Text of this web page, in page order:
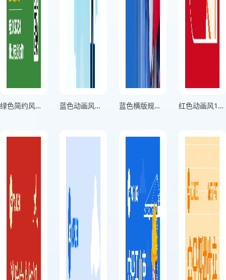
绿色简约风公共安全指南宣传海报 蓝色动画风公共场所防疫宣传海报 蓝色横版规范保安全教育宣传海报 红色动画风119消防安全教育宣传海报